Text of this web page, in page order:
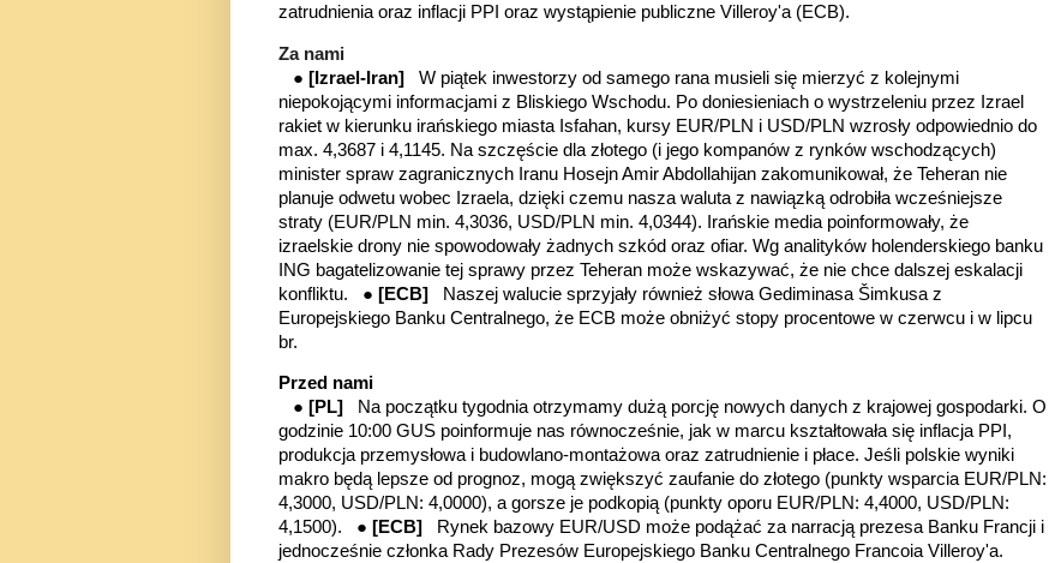
zatrudnienia oraz inflacji PPI oraz wystąpienie publiczne Villeroy'a (ECB).
Za nami
● [Izrael-Iran] W piątek inwestorzy od samego rana musieli się mierzyć z kolejnymi
niepokojącymi informacjami z Bliskiego Wschodu. Po doniesieniach o wystrzeleniu przez Izrael
rakiet w kierunku irańskiego miasta Isfahan, kursy EUR/PLN i USD/PLN wzrosły odpowiednio do
max. 4,3687 i 4,1145. Na szczęście dla złotego (i jego kompanów z rynków wschodzących)
minister spraw zagranicznych Iranu Hosejn Amir Abdollahijan zakomunikował, że Teheran nie
planuje odwetu wobec Izraela, dzięki czemu nasza waluta z nawiązką odrobiła wcześniejsze
straty (EUR/PLN min. 4,3036, USD/PLN min. 4,0344). Irańskie media poinformowały, że
izraelskie drony nie spowodowały żadnych szkód oraz ofiar. Wg analityków holenderskiego banku
ING bagatelizowanie tej sprawy przez Teheran może wskazywać, że nie chce dalszej eskalacji
konfliktu. ● [ECB]
Naszej walucie sprzyjały również słowa Gediminasa Šimkusa z
Europejskiego Banku Centralnego, że ECB może obniżyć stopy procentowe w czerwcu i w lipcu
br.
Przed nami
● [PL]
Na początku tygodnia otrzymamy dużą porcję nowych danych z krajowej gospodarki. O
godzinie 10:00 GUS poinformuje nas równocześnie, jak w marcu kształtowała się inflacja PPI,
produkcja przemysłowa i budowlano-montażowa oraz zatrudnienie i płace. Jeśli polskie wyniki
makro będą lepsze od prognoz, mogą zwiększyć zaufanie do złotego (punkty wsparcia EUR/PLN:
4,3000, USD/PLN: 4,0000), a gorsze je podkopią (punkty oporu EUR/PLN: 4,4000, USD/PLN:
4,1500). ● [ECB]
Rynek bazowy EUR/USD może podążać za narracją prezesa Banku Francji i
jednocześnie członka Rady Prezesów Europejskiego Banku Centralnego Francoia Villeroy'a.